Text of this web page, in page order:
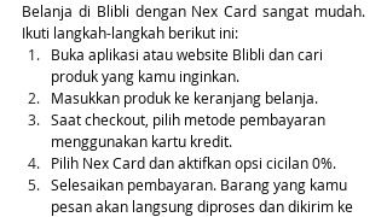
Belanja di Blibli dengan Nex Card sangat mudah.
Ikuti langkah-langkah berikut ini:
Buka aplikasi atau website Blibli dan cari
produk yang kamu inginkan.
Masukkan produk ke keranjang belanja.
Saat checkout, pilih metode pembayaran
menggunakan kartu kredit.
Pilih Nex Card dan aktifkan opsi cicilan 0%.
Selesaikan pembayaran. Barang yang kamu
pesan akan langsung diproses dan dikirim ke